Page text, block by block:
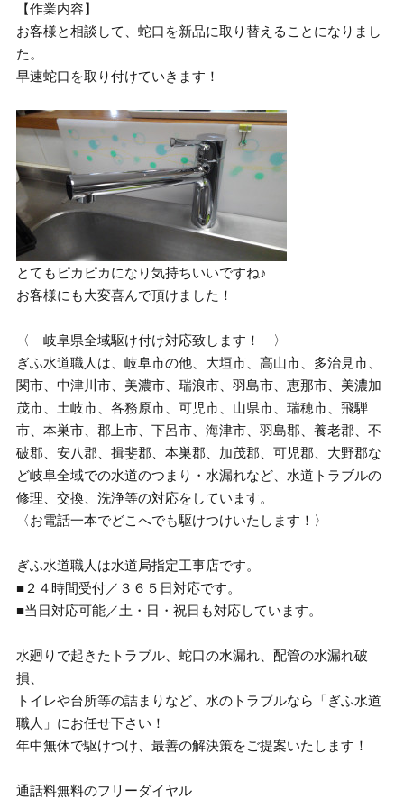
【作業内容】
お客様と相談して、蛇口を新品に取り替えることになりまし
た。
早速蛇口を取り付けていきます！
とてもピカピカになり気持ちいいですね♪
お客様にも大変喜んで頂けました！
〈 岐阜県全域駆け付け対応致します！ 〉
ぎふ水道職人は、岐阜市の他、大垣市、高山市、多治見市、
関市、中津川市、美濃市、瑞浪市、羽島市、恵那市、美濃加
茂市、土岐市、各務原市、可児市、山県市、瑞穂市、飛騨
市、本巣市、郡上市、下呂市、海津市、羽島郡、養老郡、不
破郡、安八郡、揖斐郡、本巣郡、加茂郡、可児郡、大野郡な
ど岐阜全域での水道のつまり・水漏れなど、水道トラブルの
修理、交換、洗浄等の対応をしています。
〈お電話一本でどこへでも駆けつけいたします！〉
ぎふ水道職人は水道局指定工事店です。
■２４時間受付／３６５日対応です。
■当日対応可能／土・日・祝日も対応しています。
水廻りで起きたトラブル、蛇口の水漏れ、配管の水漏れ破
損、
トイレや台所等の詰まりなど、水のトラブルなら「ぎふ水道
職人」にお任せ下さい！
年中無休で駆けつけ、最善の解決策をご提案いたします！
通話料無料のフリーダイヤル